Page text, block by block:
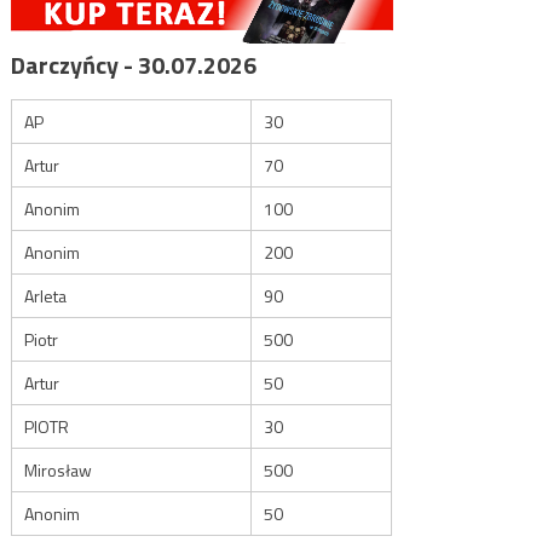
Darczyńcy - 30.07.2026
AP
30
Artur
70
Anonim
100
Anonim
200
Arleta
90
Piotr
500
Artur
50
PIOTR
30
Mirosław
500
Anonim
50